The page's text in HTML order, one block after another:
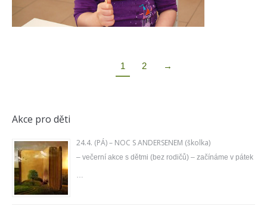
1 2 →
Akce pro děti
24.4. (PÁ) – NOC S ANDERSENEM (školka)
– večerní akce s dětmi (bez rodičů) – začínáme v pátek
…